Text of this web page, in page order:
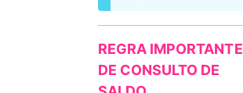
REGRA IMPORTANTE
DE CONSULTO DE